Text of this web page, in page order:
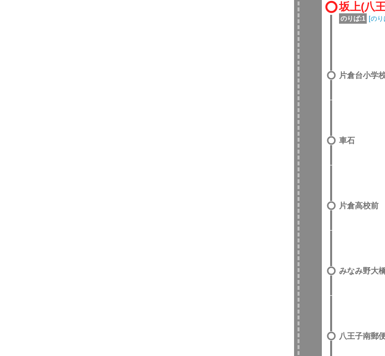
坂上(八
のりば:1 [のり
片倉台小学
車石
片倉高校前
みなみ野大
八王子南郵